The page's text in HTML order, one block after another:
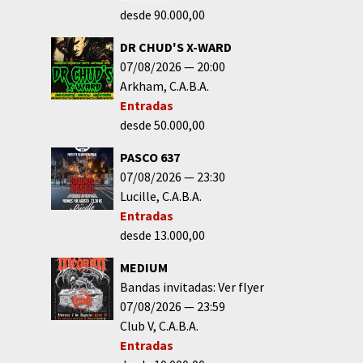
desde 90.000,00
DR CHUD'S X-WARD
07/08/2026
20:00
Arkham C.A.B.A.
Entradas
desde 50.000,00
PASCO 637
07/08/2026
23:30
Lucille C.A.B.A.
Entradas
desde 13.000,00
MEDIUM
Bandas invitadas: Ver flyer
07/08/2026
23:59
Club V C.A.B.A.
Entradas